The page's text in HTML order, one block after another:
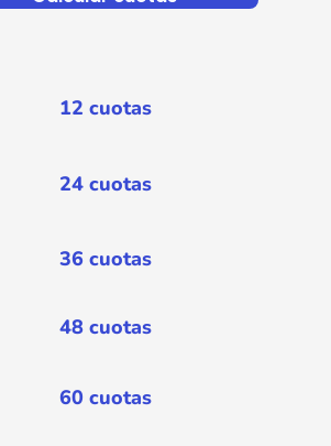
12 cuotas
24 cuotas
36 cuotas
48 cuotas
60 cuotas